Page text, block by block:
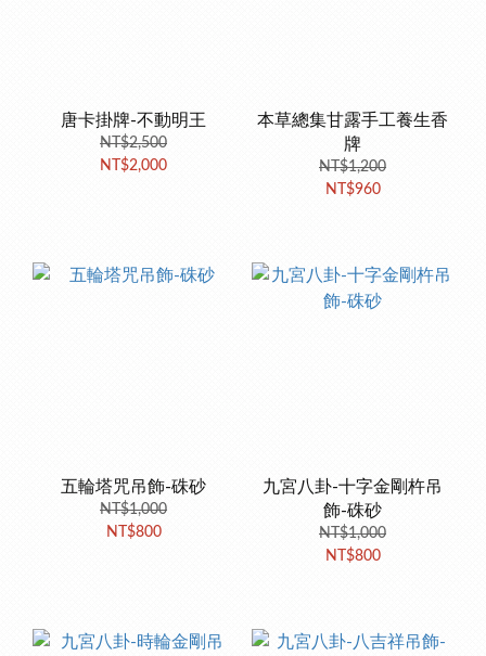
唐卡掛牌-不動明王
NT$2,500
NT$2,000
本草總集甘露手工養生香
牌
NT$1,200
NT$960
五輪塔咒吊飾-硃砂
NT$1,000
NT$800
九宮八卦-十字金剛杵吊
飾-硃砂
NT$1,000
NT$800